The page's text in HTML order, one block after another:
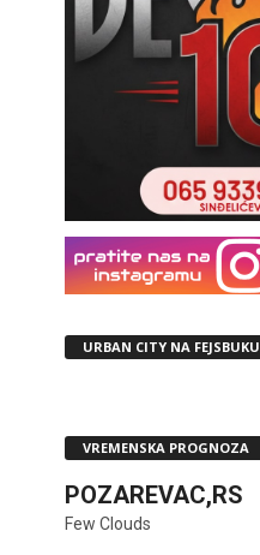
URBAN CITY NA FEJSBUKU
VREMENSKA PROGNOZA
POZAREVAC,RS
Few Clouds